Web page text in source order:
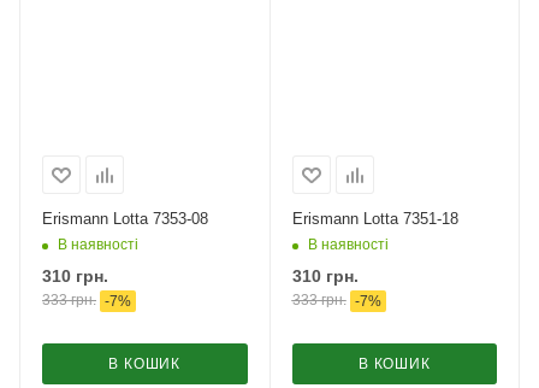
Erismann Lotta 7353-08
В наявності
310 грн.
333грн. -7%
В КОШИК
Erismann Lotta 7351-18
В наявності
310грн.
333грн. -7%
В КОШИК